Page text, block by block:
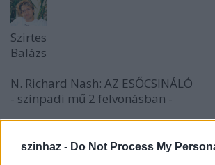
szinhaz - Do Not Process My
Szirtes
Balázs
N. Richard Nash: AZ ESŐCSINÁLÓ
- színpadi mű 2 felvonásban -
H. C. Curry:Kézdy György